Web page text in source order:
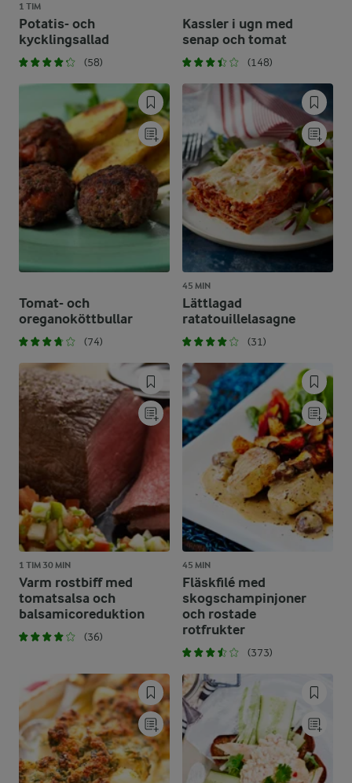
1 TIM
Potatis- och
kycklingsallad
(58)
Kassler i ugn med
senap och tomat
(148)
Tomat- och
oreganoköttbullar
(74)
45 MIN
Lättlagad
ratatouillelasagne
(31)
1 TIM 30 MIN
Varm rostbiff med
tomatsalsa och
balsamicoreduktion
(36)
45 MIN
Fläskfilé med
skogschampinjoner
och rostade
rotfrukter
(373)